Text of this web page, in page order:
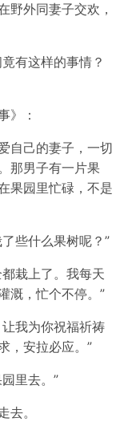
野外同妻子交欢，
有这样的事情？
》：
自己的妻子，一切
那男子有一片果
果园里忙碌，不是
些什么果树呢？”
栽上了。我每天
溉，忙个不停。”
我为你祝福祈祷
，安拉必应。”
里去。”
去。